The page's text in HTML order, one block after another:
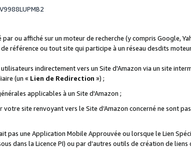
ou affiché sur un moteur de recherche (y compris Google,
référence ou tout site qui participe à un réseau desdits
indirectement vers un Site d'Amazon via un site
(un « Lien de Redirection ») ;
applicables à un Site d'Amazon ;
site renvoyant vers le Site d’Amazon concerné ne sont
pas une Application Mobile Approuvée ou lorsque le Lien
dans la Licence PI) ou par d’autres outils de création de